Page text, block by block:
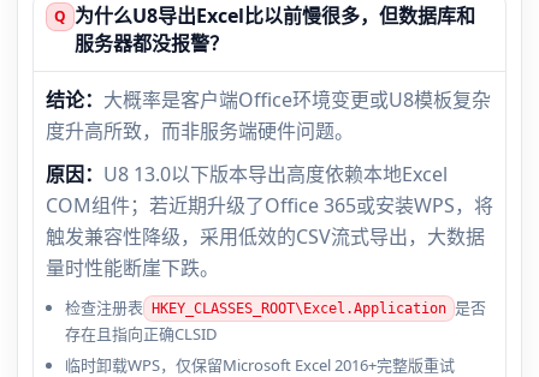
Q 为什么U8导出Excel比以前慢很多，但数据库和
服务器都没报警？
结论： 大概率是客户端Office环境变更或U8模板复杂
度升高所致，而非服务端硬件问题。
原因： U8 13.0以下版本导出高度依赖本地Excel
COM组件；若近期升级了Office 365或安装WPS，将
触发兼容性降级，采用低效的CSV流式导出，大数据
量时性能断崖下跌。
检查注册表 HKEY_CLASSES_ROOT\Excel.Application 是否
存在且指向正确CLSID
临时卸载WPS，仅保留Microsoft Excel 2016+完整版重试